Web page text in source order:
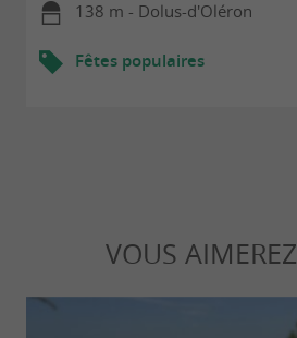
138 m - Dolus-d'Oléron
Fêtes populaires
VOUS AIMEREZ